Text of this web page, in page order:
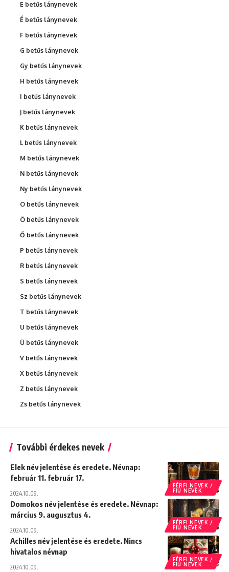
E betűs lánynevek
É betűs lánynevek
F betűs lánynevek
G betűs lánynevek
Gy betűs lánynevek
H betűs lánynevek
I betűs lánynevek
J betűs lánynevek
K betűs lánynevek
L betűs lánynevek
M betűs lánynevek
N betűs lánynevek
Ny betűs lánynevek
O betűs lánynevek
Ö betűs lánynevek
Ő betűs lánynevek
P betűs lánynevek
R betűs lánynevek
S betűs lánynevek
Sz betűs lánynevek
T betűs lánynevek
U betűs lánynevek
Ü betűs lánynevek
V betűs lánynevek
X betűs lánynevek
Z betűs lánynevek
Zs betűs lánynevek
További érdekes nevek
FÉRFI NEVEK /
FIÚ NEVEK
Elek név jelentése és eredete. Névnap:
február 11. február 17.
2024.10.09.
FÉRFI NEVEK /
FIÚ NEVEK
Domokos név jelentése és eredete. Névnap:
március 9. augusztus 4.
2024.10.09.
FÉRFI NEVEK /
FIÚ NEVEK
Achilles név jelentése és eredete. Nincs
hivatalos névnap
2024.10.09.